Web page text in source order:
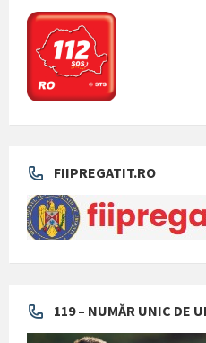
FIIPREGATIT.RO
119 – NUMĂR UNIC DE